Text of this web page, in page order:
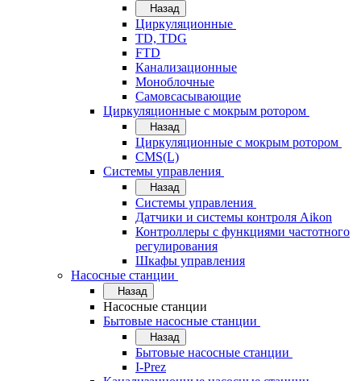
Назад
Циркуляционные
TD, TDG
FTD
Канализационные
Моноблочные
Самовсасывающие
Циркуляционные с мокрым ротором
Назад
Циркуляционные с мокрым ротором
CMS(L)
Системы управления
Назад
Системы управления
Датчики и системы контроля Aikon
Контроллеры с функциями частотного
регулирования
Шкафы управления
Насосные станции
Назад
Насосные станции
Бытовые насосные станции
Назад
Бытовые насосные станции
I-Prez